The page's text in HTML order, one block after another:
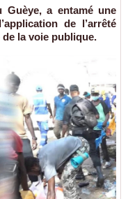
Guèye, a entamé une
de l’arrêté
la voie publique.